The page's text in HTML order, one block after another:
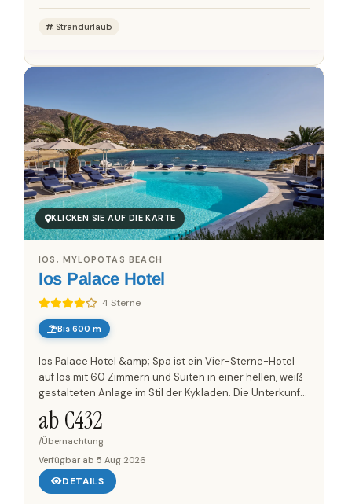
Strandurlaub
KLICKEN SIE AUF DIE KARTE
Ios Palace Hotel
4 Sterne
IOS, MYLOPOTAS BEACH
Bis 600 m
Ios Palace Hotel &amp; Spa ist ein Vier-Sterne-Hotel
auf Ios mit 60 Zimmern und Suiten in einer hellen, weiß
gestalteten Anlage im Stil der Kykladen. Die Unterkunft
verbindet minimalistisches Interieur mit modernen...
ab €432
/Übernachtung
Verfügbar ab 5 Aug 2026
DETAILS